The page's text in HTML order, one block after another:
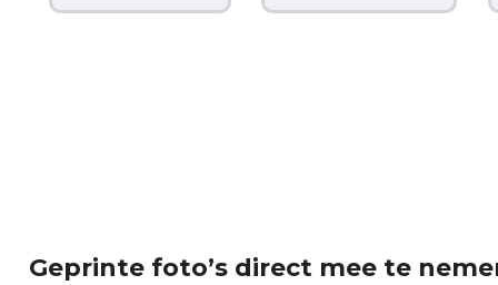
Geprinte foto’s direct mee te